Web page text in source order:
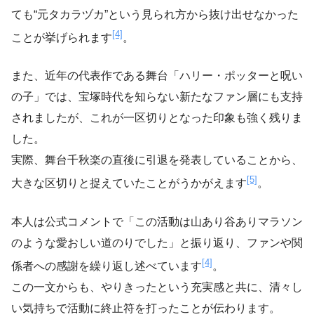
ても“元タカラヅカ”という見られ方から抜け出せなかった
ことが挙げられます [4] 。
また、近年の代表作である舞台「ハリー・ポッターと呪い
の子」では、宝塚時代を知らない新たなファン層にも支持
されましたが、これが一区切りとなった印象も強く残りま
した。
実際、舞台千秋楽の直後に引退を発表していることから、
大きな区切りと捉えていたことがうかがえます [5] 。
本人は公式コメントで「この活動は山あり谷ありマラソン
のような愛おしい道のりでした」と振り返り、ファンや関
係者への感謝を繰り返し述べています[4] 。
この一文からも、やりきったという充実感と共に、清々し
い気持ちで活動に終止符を打ったことが伝わります。